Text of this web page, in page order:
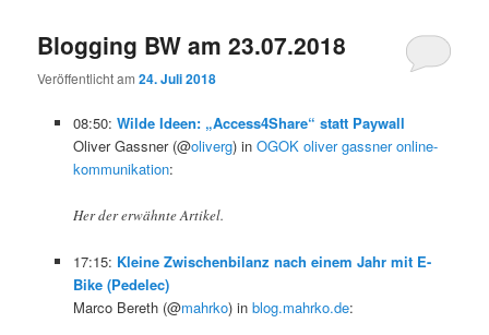
Blogging BW am 23.07.2018
Veröffentlicht am24. Juli 2018
08:50: Wilde Ideen: „Access4Share“ statt Paywall
Oliver Gassner (@oliverg) in OGOK oliver gassner online-
kommunikation:
Her der erwähnte Artikel.
17:15: Kleine Zwischenbilanz nach einem Jahr mit E-
Bike (Pedelec)
Marco Bereth (@mahrko) in blog.mahrko.de: